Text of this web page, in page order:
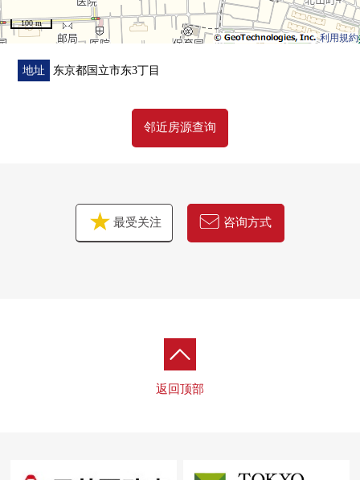
利用規約
100 m
地址 东京都国立市东3丁目
邻近房源查询
最受关注 咨询方式
返回顶部